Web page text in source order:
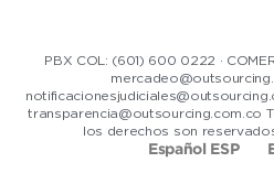
PBX COL: (601) 600 0222 ·
transparencia@outsourcing.com.co
los derechos son
Español ESP